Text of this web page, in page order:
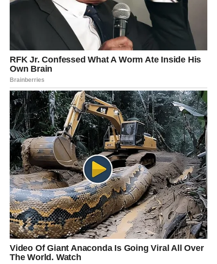
DEVICA – posle iscrpljenosti
dolazi blagostanje koje ste
zaradili
Device su se u prethodnim mesecima osećale kao da se
bore na više frontova odjednom.
I posao, i emocije, i zdravlje, i odnosi, i finansije — sve je
nekako bilo napeto, zahtevno, iscrpljujuće.
Vi ste znak koji daje 120% sebe, čak i onda kada unutra
već odavno nemate dovoljno.
Ali niko ne vidi koliko Device znaju da pate ćutke, uredno,
dok spolja izgledaju smireno.